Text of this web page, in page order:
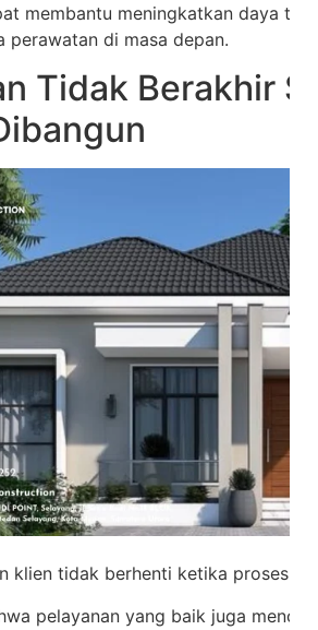
membantu meningkatkan daya
perawatan di masa depan.
Tidak Berakhir
klien tidak berhenti ketika proses
pelayanan yang baik juga